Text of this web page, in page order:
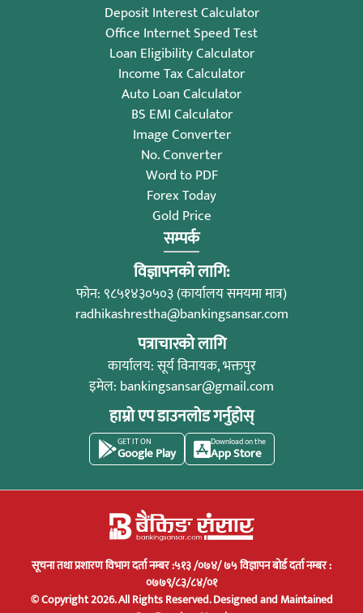
Deposit Interest Calculator
Office Internet Speed Test
Loan Eligibility Calculator
Income Tax Calculator
Auto Loan Calculator
BS EMI Calculator
Image Converter
No. Converter
Word to PDF
Forex Today
Gold Price
सम्पर्क
विज्ञापनको लागि:
फोन: ९८५१४३०५०३ (कार्यालय समयमा मात्र)
radhikashrestha@bankingsansar.com
पत्राचारको लागि
कार्यालय: सूर्य विनायक, भक्तपुर
इमेल: bankingsansar@gmail.com
हाम्रो एप डाउनलोड गर्नुहोस्
GET IT ON
Google Play
Download on the
App Store
सूचना तथा प्रशारण विभाग दर्ता नम्बर :५१३ /०७४/ ७५ विज्ञापन बोर्ड दर्ता नम्बर :
०७७९/८३/८४/०१
© Copyright 2026. All Rights Reserved.Designed and Maintained